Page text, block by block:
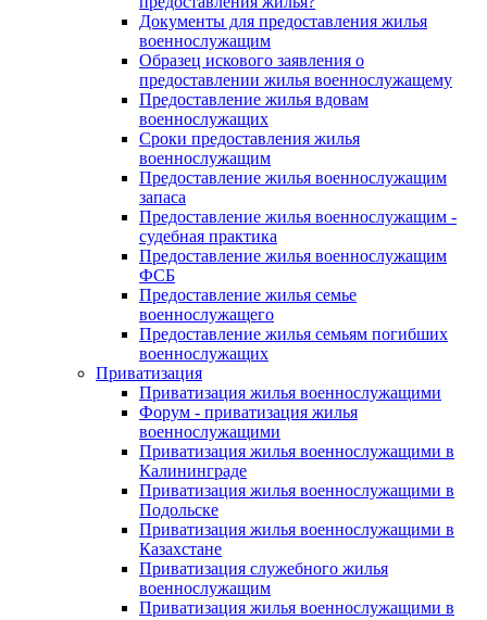
Документы для предоставления жилья
военнослужащим
Образец искового заявления о
предоставлении жилья военнослужащему
Предоставление жилья вдовам
военнослужащих
Сроки предоставления жилья
военнослужащим
Предоставление жилья военнослужащим
запаса
Предоставление жилья военнослужащим -
судебная практика
Предоставление жилья военнослужащим
ФСБ
Предоставление жилья семье
военнослужащего
Предоставление жилья семьям погибших
военнослужащих
Приватизация
Приватизация жилья военнослужащими
Форум - приватизация жилья
военнослужащими
Приватизация жилья военнослужащими в
Калининграде
Приватизация жилья военнослужащими в
Подольске
Приватизация жилья военнослужащими в
Казахстане
Приватизация служебного жилья
военнослужащим
Приватизация жилья военнослужащими в